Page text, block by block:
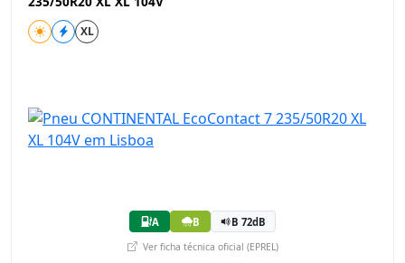
XL
A B B 72dB
Ver ficha técnica oficial (EPREL)